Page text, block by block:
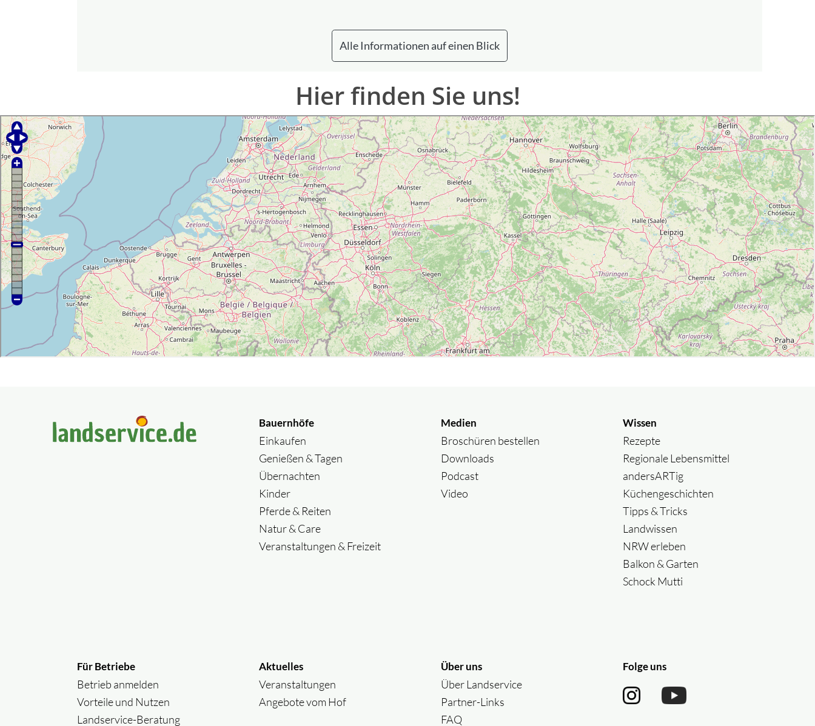
Alle Informationen auf einen Blick
Hier finden Sie uns!
Bauernhöfe
Einkaufen
Genießen & Tagen
Übernachten
Kinder
Pferde & Reiten
Natur & Care
Veranstaltungen & Freizeit
Medien
Broschüren bestellen
Downloads
Podcast
Video
Wissen
Rezepte
Regionale Lebensmittel
andersARTig
Küchengeschichten
Tipps & Tricks
Landwissen
NRW erleben
Balkon & Garten
Schock Mutti
Für Betriebe
Betrieb anmelden
Vorteile und Nutzen
Landservice-Beratung
Aktuelles
Veranstaltungen
Angebote vom Hof
Über uns
Über Landservice
Partner-Links
FAQ
Folge uns